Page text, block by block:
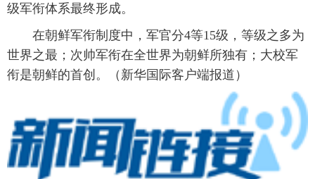
级军衔体系最终形成。
在朝鲜军衔制度中，军官分4等15级，等级之多为
世界之最；次帅军衔在全世界为朝鲜所独有；大校军
衔是朝鲜的首创。（新华国际客户端报道）